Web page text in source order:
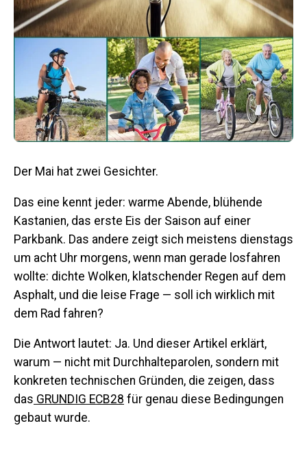
Der Mai hat zwei Gesichter.
Das eine kennt jeder: warme Abende, blühende
Kastanien, das erste Eis der Saison auf einer
Parkbank. Das andere zeigt sich meistens dienstags
um acht Uhr morgens, wenn man gerade losfahren
wollte: dichte Wolken, klatschender Regen auf dem
Asphalt, und die leise Frage — soll ich wirklich mit
dem Rad fahren?
Die Antwort lautet: Ja. Und dieser Artikel erklärt,
warum — nicht mit Durchhalteparolen, sondern mit
konkreten technischen Gründen, die zeigen, dass
das GRUNDIG ECB28 für genau diese Bedingungen
gebaut wurde.